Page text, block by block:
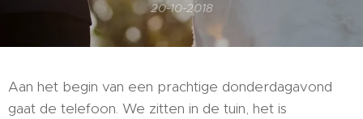
20-10-2018
Aan het begin van een prachtige donderdagavond
gaat de telefoon. We zitten in de tuin, het is